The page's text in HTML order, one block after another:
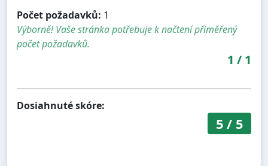
Počet požadavků: 1
Výborně! Vaše stránka potřebuje k načtení přiměřený
počet požadavků.
1 / 1
Dosiahnuté skóre:
5/ 5